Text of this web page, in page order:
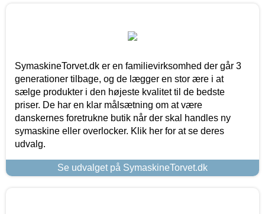
SymaskineTorvet.dk er en familievirksomhed der går 3
generationer tilbage, og de lægger en stor ære i at
sælge produkter i den højeste kvalitet til de bedste
priser. De har en klar målsætning om at være
danskernes foretrukne butik når der skal handles ny
symaskine eller overlocker. Klik her for at se deres
udvalg.
Se udvalget på SymaskineTorvet.dk